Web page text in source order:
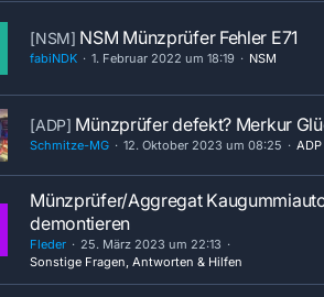
[NSM] NSM Münzprüfer Fehler E71
fabiNDK 1. Februar 2022 um 18:19 NSM
[ADP] Münzprüfer defekt? Merkur
Schmitze-MG 12. Oktober 2023 um 08:25 ADP
Münzprüfer/Aggregat
demontieren
Fleder
25. März 2023 um 22:13
Sonstige Fragen, Antworten & Hilfen